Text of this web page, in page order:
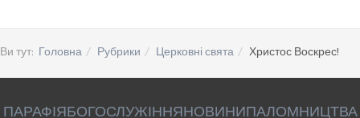
Ви тут: Головна Рубрики Церковні свята Христос Воскрес!
ПАРАФІЯБОГОСЛУЖІННЯНОВИНИПАЛОМНИЦТВА